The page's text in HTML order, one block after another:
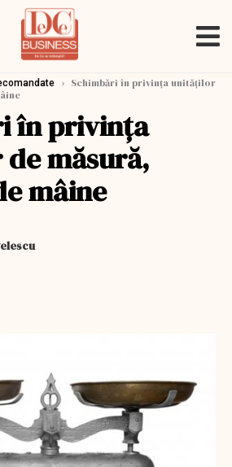
› Schimbări în privința unităților
în privința
măsură,
mâine